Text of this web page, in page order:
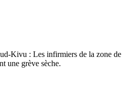
Kivu : Les infirmiers de la zone de
une grève sèche.